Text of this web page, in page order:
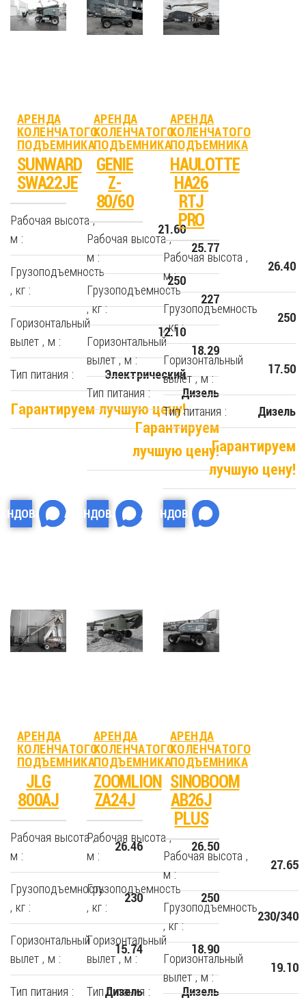
АРЕНДА
КОЛЕНЧАТОГО
ПОДЪЕМНИКА
SUNWARD
SWA22JE
Рабочая высота ,
м :
21.60
Грузоподъемность
, кг :
250
Горизонтальный
вылет , м :
12.10
Тип питания : Электрический
Гарантируем лучшую цену!
АРЕНДА
КОЛЕНЧАТОГО
ПОДЪЕМНИКА
GENIE
Z-
80/60
Рабочая высота ,
м :
25.77
Грузоподъемность
, кг :
227
Горизонтальный
вылет , м :
18.29
Тип питания : Дизель
Гарантируем
лучшую цену!
АРЕНДОВАТЬ
АРЕНДА
КОЛЕНЧАТОГО
ПОДЪЕМНИКА
HAULOTTE
HA26
RTJ
PRO
Рабочая высота ,
м :
26.40
Грузоподъемность
, кг :
250
Горизонтальный
вылет , м :
17.50
Тип питания : Дизель
Гарантируем
лучшую цену!
АРЕНДОВАТЬ
АРЕНДА
КОЛЕНЧАТОГО
ПОДЪЕМНИКА
JLG
800AJ
Рабочая высота ,
м :
26.46
Грузоподъемность
, кг :
230
Горизонтальный
вылет , м :
15.74
Тип питания : Дизель
АРЕНДА
КОЛЕНЧАТОГО
ПОДЪЕМНИКА
ZOOMLION
ZA24J
Рабочая высота ,
м :
26.50
Грузоподъемность
, кг :
250
Горизонтальный
вылет , м :
18.90
Тип питания : Дизель
АРЕНДА
КОЛЕНЧАТОГО
ПОДЪЕМНИКА
SINOBOOM
AB26J
PLUS
Рабочая высота ,
м :
27.65
Грузоподъемность
, кг :
230/340
Горизонтальный
вылет , м :
19.10